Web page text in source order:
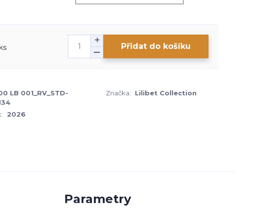
ks Přidat do košíku
LB 001_RV_STD-
Značka: Lilibet Collection
2026
Parametry